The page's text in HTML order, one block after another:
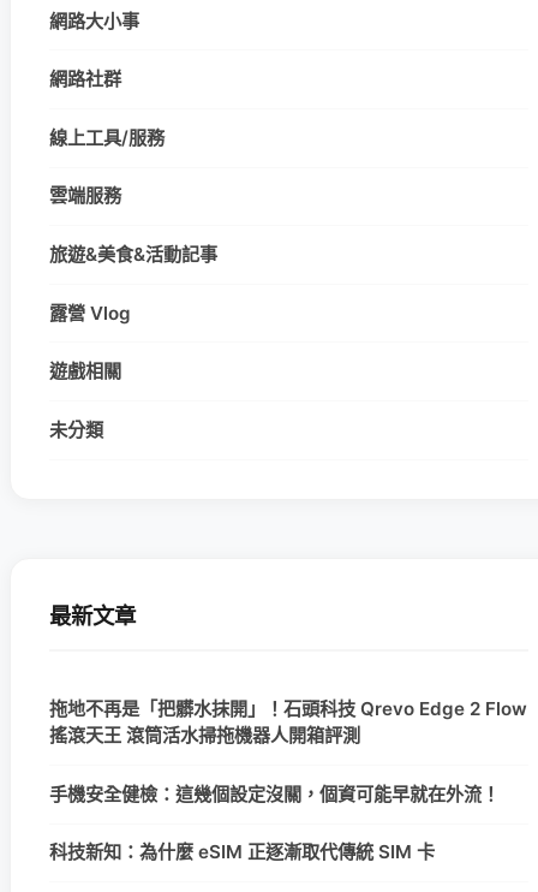
網路大小事
網路社群
線上工具/服務
雲端服務
旅遊&美食&活動記事
露營 Vlog
遊戲相關
未分類
最新文章
拖地不再是「把髒水抹開」！石頭科技 Qrevo Edge 2 Flow
搖滾天王 滾筒活水掃拖機器人開箱評測
手機安全健檢：這幾個設定沒關，個資可能早就在外流！
科技新知：為什麼 eSIM 正逐漸取代傳統 SIM 卡